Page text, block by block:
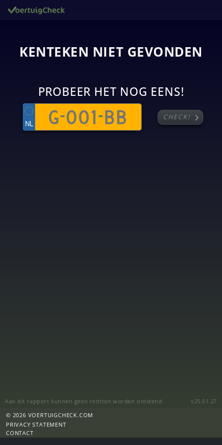
KENTEKEN NIET GEVONDEN
PROBEER HET NOG EENS!
CHECK! chevron_right
Aan dit rapport kunnen geen rechten worden ontleend
v25.01.27
© 2026 VOERTUIGCHECK.COM
PRIVACY STATEMENT
CONTACT